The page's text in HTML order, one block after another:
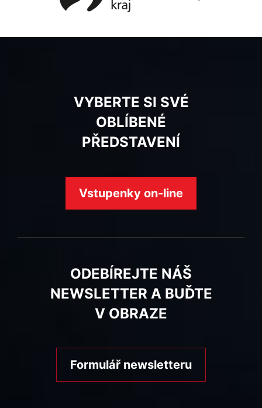
VYBERTE SI SVÉ
OBLÍBENÉ
PŘEDSTAVENÍ
Vstupenky on-line
ODEBÍREJTE NÁŠ
NEWSLETTER A BUĎTE
V OBRAZE
Formulář newsletteru